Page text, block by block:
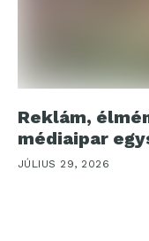
Reklám,
médiaipar
JÚLIUS 29, 2026